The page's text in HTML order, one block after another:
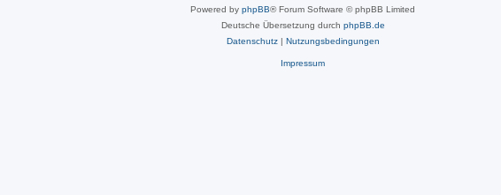
Powered by phpBB® Forum Software © phpBB Limited
Deutsche Übersetzung durch phpBB.de
Datenschutz| Nutzungsbedingungen
Impressum